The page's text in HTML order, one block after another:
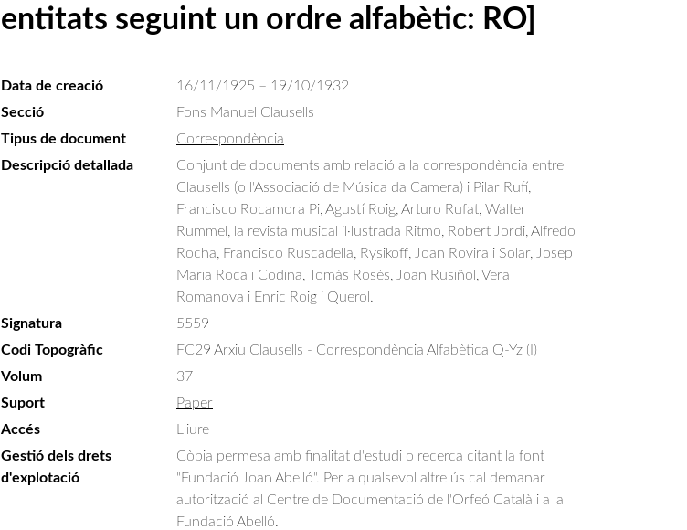
entitats seguint un ordre alfabètic: RO]
Data de creació
16/11/1925 – 19/10/1932
Secció
Fons Manuel Clausells
Tipus de document
Correspondència
Descripció detallada
Conjunt de documents amb relació a la correspondència entre
Clausells (o l'Associació de Música da Camera) i Pilar Rufí,
Francisco Rocamora Pi, Agustí Roig, Arturo Rufat, Walter
Rummel, la revista musical il·lustrada Ritmo, Robert Jordi, Alfredo
Rocha, Francisco Ruscadella, Rysikoff, Joan Rovira i Solar, Josep
Maria Roca i Codina, Tomàs Rosés, Joan Rusiñol, Vera
Romanova i Enric Roig i Querol.
Signatura
5559
Codi Topogràfic
FC29 Arxiu Clausells - Correspondència Alfabètica Q-Yz (I)
Volum
37
Suport
Paper
Accés
Lliure
Gestió dels drets
d'explotació
Còpia permesa amb finalitat d'estudi o recerca citant la font
"Fundació Joan Abelló". Per a qualsevol altre ús cal demanar
autorització al Centre de Documentació de l'Orfeó Català i a la
Fundació Abelló.